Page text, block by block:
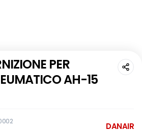
PER
AH-15
DANAIR